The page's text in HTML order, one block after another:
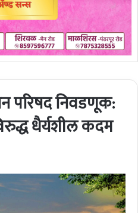
परिषद निवडणूक:
धैर्यशील कदम